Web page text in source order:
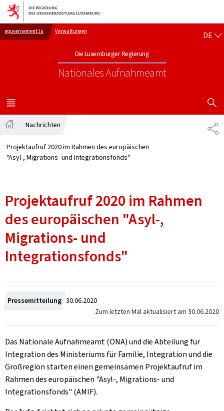
Zur Hauptnavigation
Zum Inhalt
gouvernement.lu Verwaltungen
Die Luxemburger Regierung
Nationales Aufnahmeamt
DE
MENÜ
HAUPT-
Nachrichten
Projektaufruf 2020 im Rahmen des europäischen
"Asyl-, Migrations- und Integrationsfonds"
Projektaufruf 2020 im Rahmen
des europäischen "Asyl-,
Migrations- und
Integrationsfonds"
Pressemitteilung Zum
30.06.2020
Zum letzten Mal aktualisiert am 30.06.2020
Das Nationale Aufnahmeamt (ONA) und die Abteilung für
Integration des Ministeriums für Familie, Integration und die
Großregion starten einen gemeinsamen Projektaufruf im
Rahmen des europäischen "Asyl-, Migrations- und
Integrationsfonds" (AMIF).